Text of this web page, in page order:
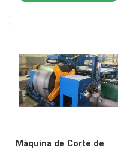
Máquina de Corte de